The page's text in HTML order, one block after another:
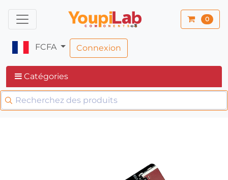
0
FCFA Connexion
Catégories